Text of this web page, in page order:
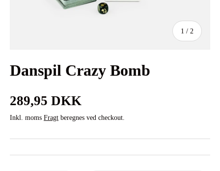
1 / af
2
Danspil Crazy Bomb
Normalpris
289,95 DKK
Inkl. moms Fragt beregnes ved checkout.